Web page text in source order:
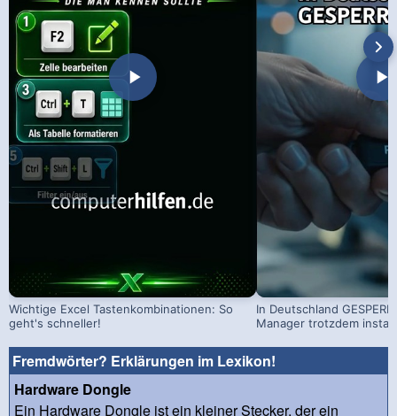
Wichtige Excel Tastenkombinationen: So
geht's schneller!
In Deutschland
Manager trotzdem
Fremdwörter? Erklärungen im Lexikon!
Hardware Dongle
Ein Hardware Dongle ist ein kleiner Stecker, der ein